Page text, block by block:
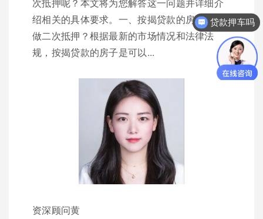
绍相关的具体要求。一、按揭贷款的房子能否
做二次抵押？根据最新的市场情况和法律法
规，按揭贷款的房子是可以...
资深顾问黄
贷款押车吗